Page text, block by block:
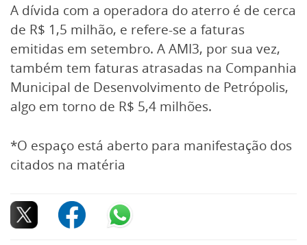
A dívida com a operadora do aterro é de cerca
de R$ 1,5 milhão, e refere-se a faturas
emitidas em setembro. A AMI3, por sua vez,
também tem faturas atrasadas na Companhia
Municipal de Desenvolvimento de Petrópolis,
algo em torno de R$ 5,4 milhões.
*O espaço está aberto para manifestação dos
citados na matéria